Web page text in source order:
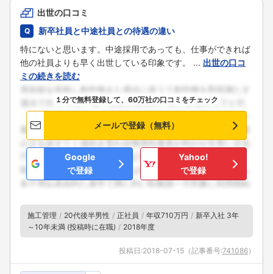
出世の口コミ
新卒社員と中途社員との待遇の違い
特にないと思います。中途採用であっても、仕事ができれば
他の社員よりも早く出世している印象です。 ... 出世の口コ
ミの続きを読む
１分で無料登録して、60万社の口コミをチェック
メールで登録（無料）
Google
で登録
Yahoo!
で登録
施工管理 20代後半男性 正社員 年収710万円
新卒入社 3年
～10年未満 (投稿時に在職)
2018年度
投稿日:2018-07-15 （記事番号:741086）